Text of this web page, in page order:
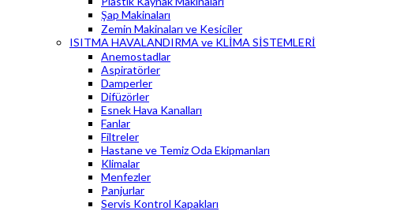
Şap Makinaları
Zemin Makinaları ve Kesiciler
ISITMA HAVALANDIRMA ve KLİMA SİSTEMLERİ
Anemostadlar
Aspiratörler
Damperler
Difüzörler
Esnek Hava Kanalları
Fanlar
Filtreler
Hastane ve Temiz Oda Ekipmanları
Klimalar
Menfezler
Panjurlar
Servis Kontrol Kapakları